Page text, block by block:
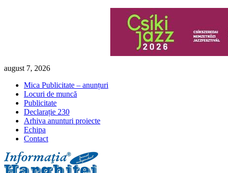
Skip
content
august 7, 2026
Mica Publicitate – anunțuri
Locuri de muncă
Publicitate
Declarație 230
Arhiva anunturi proiecte
Echipa
Contact